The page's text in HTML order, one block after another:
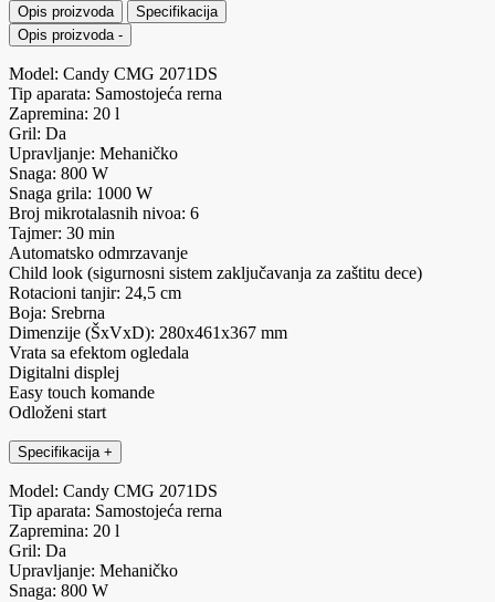
Opis proizvoda
Specifikacija
Opis proizvoda -
Model: Candy CMG 2071DS
Tip aparata: Samostojeća rerna
Zapremina: 20 l
Gril: Da
Upravljanje: Mehaničko
Snaga: 800 W
Snaga grila: 1000 W
Broj mikrotalasnih nivoa: 6
Tajmer: 30 min
Automatsko odmrzavanje
Child look (sigurnosni sistem zaključavanja za zaštitu dece)
Rotacioni tanjir: 24,5 cm
Boja: Srebrna
Dimenzije (ŠxVxD): 280x461x367 mm
Vrata sa efektom ogledala
Digitalni displej
Easy touch komande
Odloženi start
Specifikacija +
Model: Candy CMG 2071DS
Tip aparata: Samostojeća rerna
Zapremina: 20 l
Gril: Da
Upravljanje: Mehaničko
Snaga: 800 W